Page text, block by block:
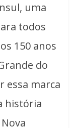
uma
todos
150 anos
do
essa marca
história